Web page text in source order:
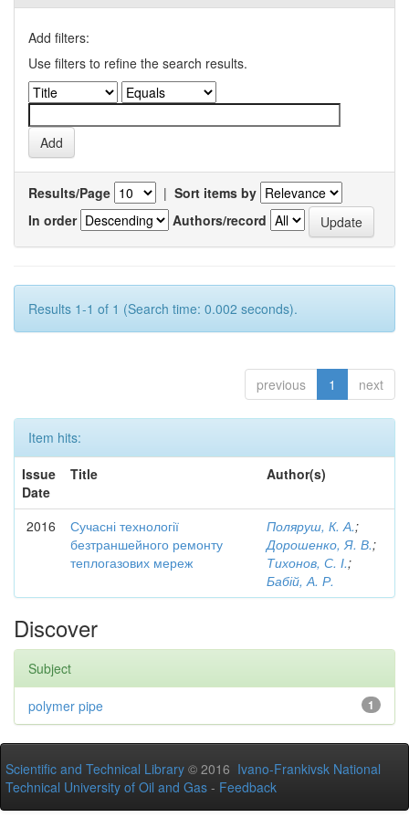
Add filters:
Use filters to refine the search results.
Results/Page | Sort items by
In order
Authors/record
Results 1-1 of 1 (Search time: 0.002 seconds).
previous 1 next
Item hits:
Issue
Date
Title Author(s)
2016
Сучасні технології
безтраншейного ремонту
теплогазових мереж
Поляруш, К. А.;
Дорошенко, Я. В.;
Тихонов, С. І.;
Бабій, А. Р.
Discover
Subject
1
polymer pipe
Scientific and Technical Library © 2016 Ivano-Frankivsk National
Technical University of Oil and Gas - Feedback